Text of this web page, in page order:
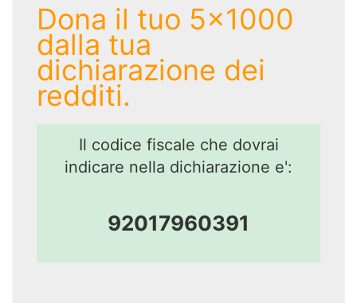
Dona il tuo 5x1000
dalla tua
dichiarazione dei
redditi.
Il codice fiscale che dovrai
indicare nella dichiarazione e':
92017960391